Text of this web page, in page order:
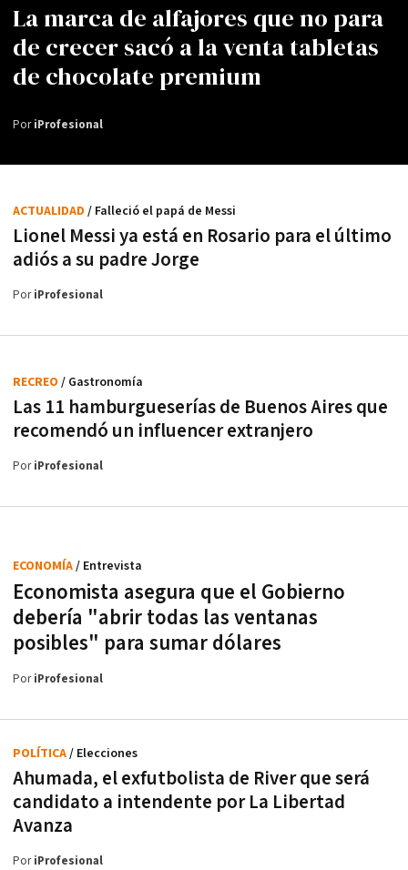
La marca de alfajores que no para
de crecer sacó a la venta tabletas
de chocolate premium
PoriProfesional
Lionel Messi ya está en Rosario para el último
adiós a su padre Jorge
ACTUALIDAD / Falleció el papá de Messi
PoriProfesional
Las 11 hamburgueserías de Buenos Aires que
recomendó un influencer extranjero
RECREO / Gastronomía
PoriProfesional
Economista asegura que el Gobierno
debería "abrir todas las ventanas
posibles" para sumar dólares
ECONOMÍA/ Entrevista
PoriProfesional
Ahumada, el exfutbolista de River que será
candidato a intendente por La Libertad
Avanza
POLÍTICA/ Elecciones
PoriProfesional